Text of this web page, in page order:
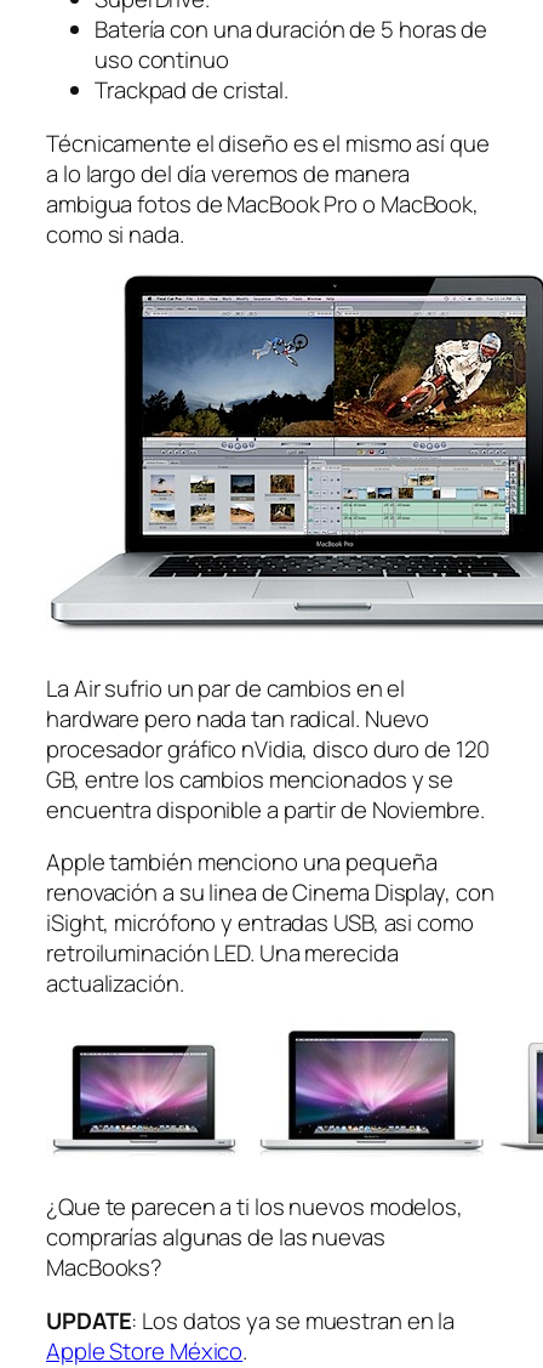
Batería con una duración de 5 horas de
uso continuo
Trackpad de cristal.
Técnicamente el diseño es el mismo así que
a lo largo del día veremos de manera
ambigua fotos de MacBook Pro o MacBook,
como si nada.
La Air sufrio un par de cambios en el
hardware pero nada tan radical. Nuevo
procesador gráfico nVidia, disco duro de 120
GB, entre los cambios mencionados y se
encuentra disponible a partir de Noviembre.
Apple también menciono una pequeña
renovación a su linea de Cinema Display, con
iSight, micrófono y entradas USB, asi como
retroiluminación LED. Una merecida
actualización.
¿Que te parecen a ti los nuevos modelos,
comprarías algunas de las nuevas
MacBooks?
UPDATE: Los datos ya se muestran en la
Apple Store México.